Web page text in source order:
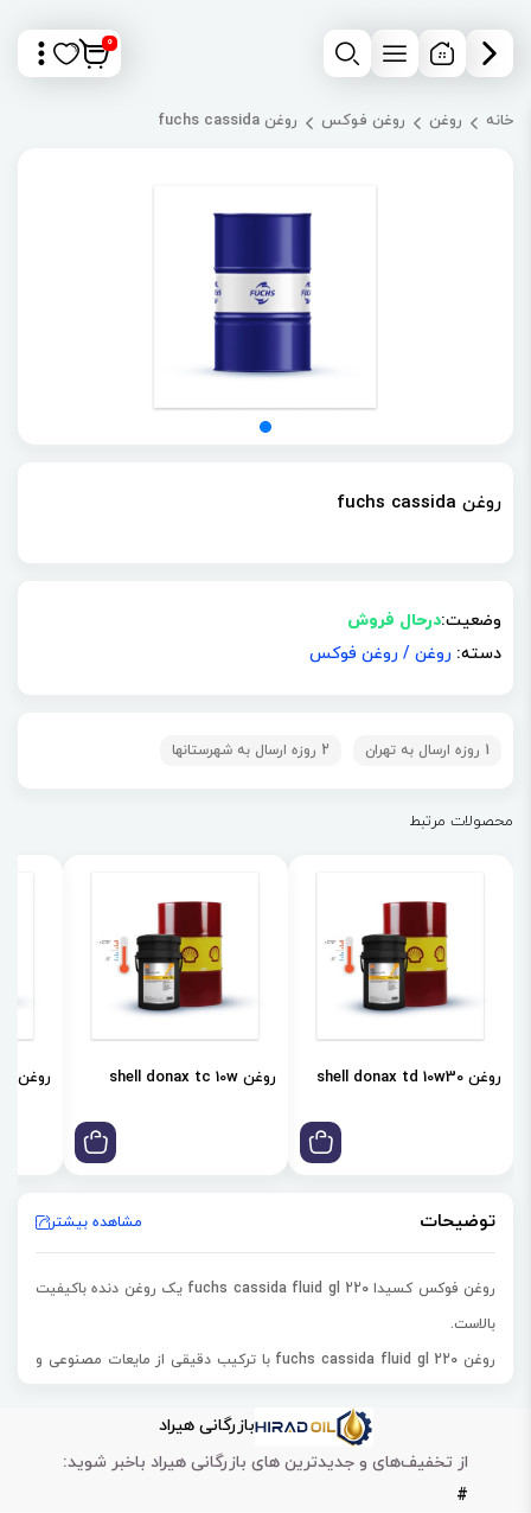
0
خانه روغن روغن فوکس روغن fuchs cassida
روغن fuchs cassida
وضعیت:درحال فروش
دسته: روغن / روغن فوکس
1 روزه ارسال به تهران 2 روزه ارسال به شهرستانها
محصولات مرتبط
روغن shell donax td 10w30 روغن shell donax tc 10w روغن shell donax td 85w
توضیحات مشاهده بیشتر
روغن فوکس کسیدا fuchs cassida fluid gl 220 یک روغن دنده باکیفیت
بالاست.
روغن fuchs cassida fluid gl 220
با ترکیب دقیقی از مایعات مصنوعی و
این روغن مصنوعی روان کننده دنده تجهیزات مواد غذایی و نوشیدنی است.
روغنfuchs cassida fluid gl 220 در روانکاری دستگاه‌های درزکن دوار
مجهز به سیستم‌های محصور (بازچرخانی)
بازرگانی هیراد
از تخفیف‌های و جدیدترین های بازرگانی هیراد باخبر شوید:
#